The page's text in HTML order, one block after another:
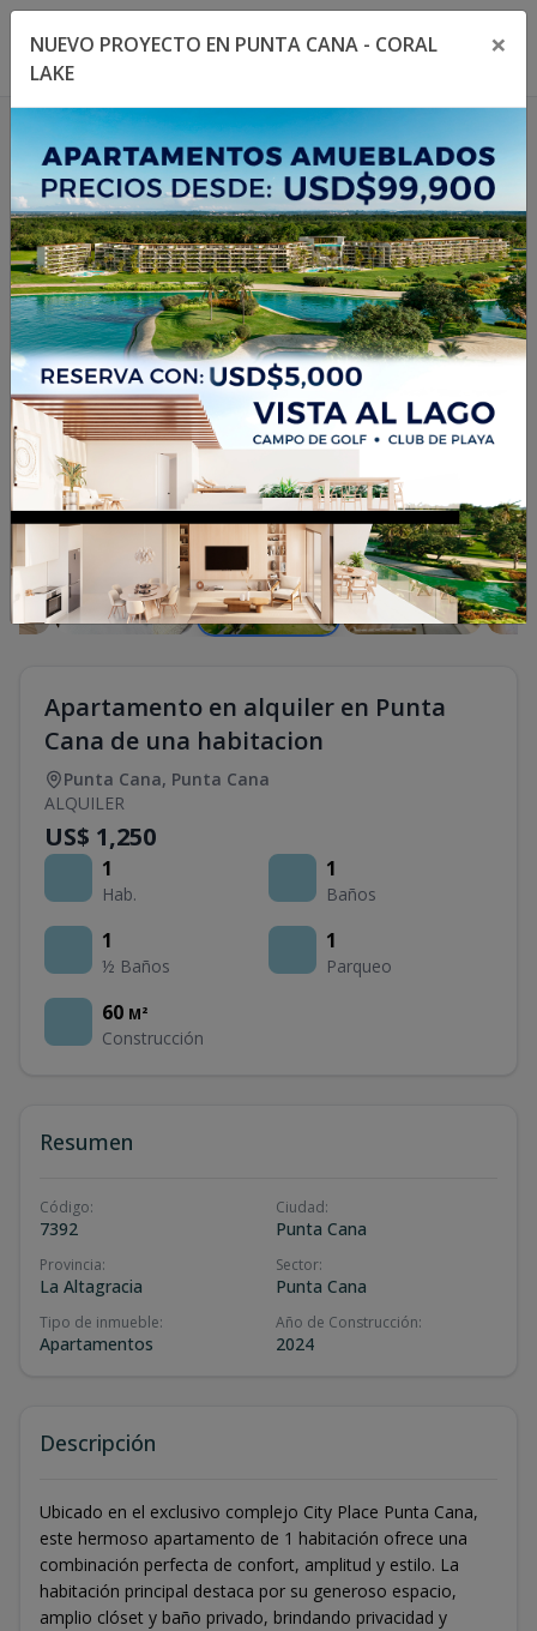
Toggle navigation menu
1/18
Apartamento en alquiler en Punta
Cana de una habitacion
Punta Cana, Punta Cana
ALQUILER
US$ 1,250
1
Hab.
1
Baños
1
½ Baños
1
Parqueo
60 M²
Construcción
Resumen
Código:
7392
Ciudad:
Punta Cana
Provincia:
La Altagracia
Sector:
Punta Cana
Tipo de inmueble:
Apartamentos
Año de Construcción:
2024
Descripción
Ubicado en el exclusivo complejo City Place Punta Cana,
este hermoso apartamento de 1 habitación ofrece una
combinación perfecta de confort, amplitud y estilo. La
habitación principal destaca por su generoso espacio,
amplio clóset y baño privado, brindando privacidad y
NUEVO PROYECTO EN PUNTA CANA - CORAL
LAKE
×